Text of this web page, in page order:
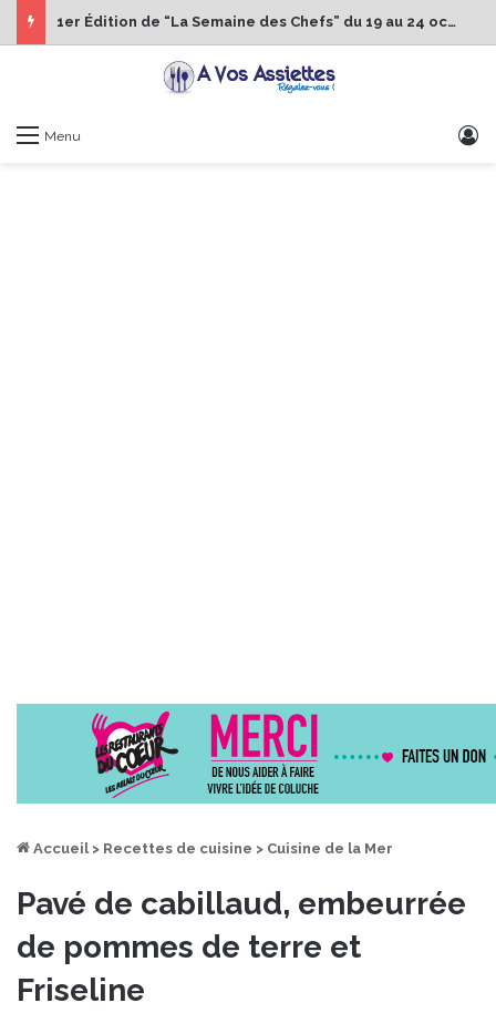
1er Édition de “La Semaine des Chefs” du 19 au 24 octobre 2026
Menu
Accueil > Recettes de cuisine > Cuisine de la Mer
Pavé de cabillaud, embeurrée
de pommes de terre et
Friseline